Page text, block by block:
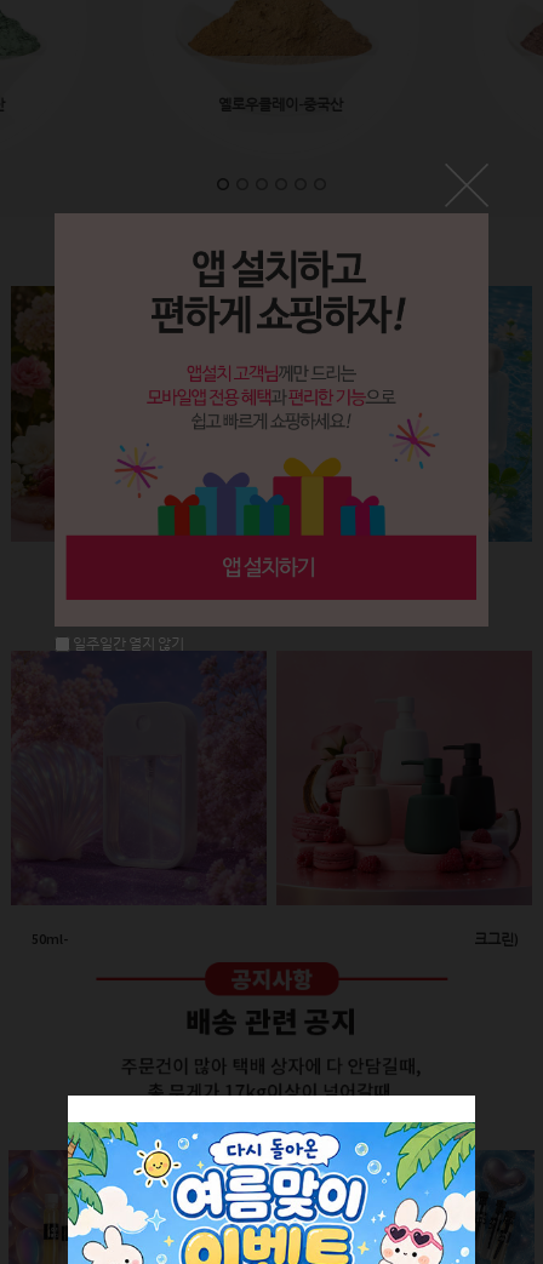
옐로우클레이-중국산
Label&Bottle
50ml-애플 스프레이(투명/화이트캡)
회원공개
260ml-고급세라믹 펌프용기(다크그린)
회원공개
더보기 +
일주일간 열지 않기